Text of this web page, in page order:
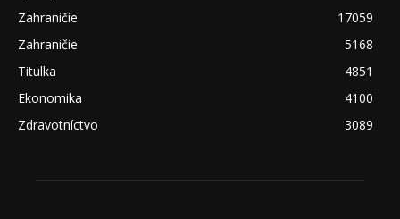
Zahraničie
17059
Zahraničie
5168
Titulka
4851
Ekonomika
4100
Zdravotníctvo
3089